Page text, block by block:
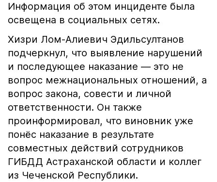
Информация об этом инциденте была
освещена в социальных сетях.
Хизри Лом-Алиевич Эдильсултанов
подчеркнул, что выявление нарушений
и последующее наказание — это не
вопрос межнациональных отношений, а
вопрос закона, совести и личной
ответственности. Он также
проинформировал, что виновник уже
понёс наказание в результате
совместных действий сотрудников
ГИБДД Астраханской области и коллег
из Чеченской Республики.